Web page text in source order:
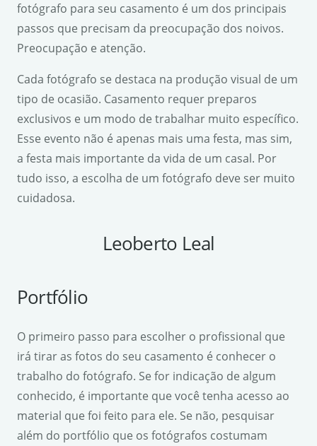
fotógrafo para seu casamento é um dos principais
passos que precisam da preocupação dos noivos.
Preocupação e atenção.
Cada fotógrafo se destaca na produção visual de um
tipo de ocasião. Casamento requer preparos
exclusivos e um modo de trabalhar muito específico.
Esse evento não é apenas mais uma festa, mas sim,
a festa mais importante da vida de um casal. Por
tudo isso, a escolha de um fotógrafo deve ser muito
cuidadosa.
Leoberto Leal
Portfólio
O primeiro passo para escolher o profissional que
irá tirar as fotos do seu casamento é conhecer o
trabalho do fotógrafo. Se for indicação de algum
conhecido, é importante que você tenha acesso ao
material que foi feito para ele. Se não, pesquisar
além do portfólio que os fotógrafos costumam